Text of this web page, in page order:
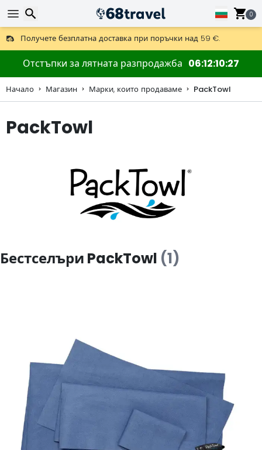
0
Получете безплатна доставка при поръчки над 59 €.
Предлага се и DHL Express за една нощ.
30 дни за връщане, 90 дни за дървени карти и декорации.
Отстъпки за лятната разпродажба 06 12 10 27
Начало Магазин Марки, които продаваме PackTowl
PackTowl
Бестселъри PackTowl (1)
Търсене